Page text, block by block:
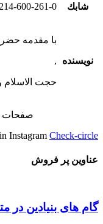
شابك 600-261-0
نویسنده
با مقدمه
,
حجت الاسلام
صفحات
Instagram Check-circle
عناوین پر فروش
گام های بنیادین